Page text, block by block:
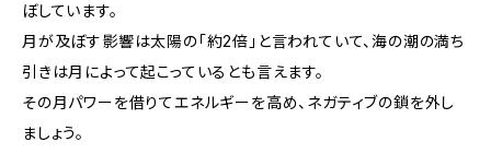
ぼしています。
月が及ぼす影響は太陽の「約2倍」と言われていて、海の潮の満ち
引きは月によって起こっているとも言えます。
その月パワーを借りてエネルギーを高め、ネガティブの鎖を外し
ましょう。